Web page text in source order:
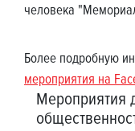
человека
Более подробную
мероприятия на
Мероприятия